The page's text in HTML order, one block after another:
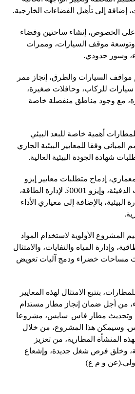
إضافة إلى تأهيل الفضاءات الخارجية.
الخصوص، إنشاء ساحتين وفضاء
وتوسعة موقف السيارات، وممرات
وسور حدودي.
السيارات والطرق، إنجاز ممر
سيارات للركاب، وحافلات صغيرة،
مع وجود مناطق منفصلة خاصة
أهمية خاصة للبعد البيئي
وفقا للمعايير البيئية الجاري
شهادة الجودة البيئية العالية.
إدماج متطلبات معايير إيزو
14064 لانبعاثات الغازات الدفيئة، وإيزو 50001 لإدارة الطاقة،
الإدارة البيئية، بالإضافة إلى معياري الأداء
المشروع الأولوية لاستخدام المواد
وإدارة المياه والنفايات، والامتثال
مساحات خضراء ودمج آليات تعويض
بتتبع الامتثال لهذه المعايير
من أجل ضمان إنجاز مطار مستدام
وتحديث مطار فاس-سايس، مشروعا
وسيمكن هذا المشروع، من خلال
المنشأة المطارية، من تعزيز
وخلق فرص شغل جديدة، وإشعاع
و م ع)